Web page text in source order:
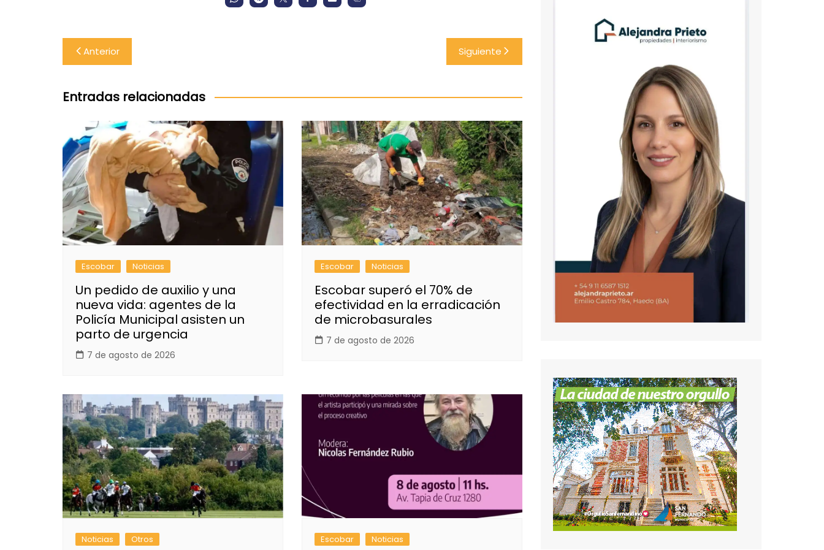
Navegación
de
entradas
Anterior Siguiente
Entradas relacionadas
Escobar Noticias
Un pedido de auxilio y una
nueva vida: agentes de la
Policía Municipal asisten un
parto de urgencia
7 de agosto de 2026
Escobar Noticias
Escobar superó el 70% de
efectividad en la erradicación
de microbasurales
7 de agosto de 2026
Noticias Otros Escobar Noticias